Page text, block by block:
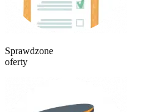
Sprawdzone
oferty